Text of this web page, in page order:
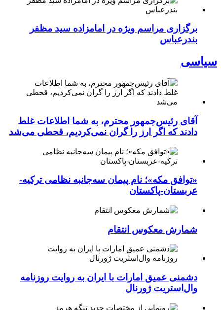
برگزاری مراسم ویژه در امامزاده سید مظفر
بندرعباس
سیاسی
آقای رئیس‌جمهور محترم، به شما اطلاعات غلط
دادند که اگر ارز را گران نمی‌کردیم، قحطی می‌شد
«توافق مکه»؛ نام پیمان سه‌جانبه نظامی ترکیه-
عربستان-پاکستان
شمارش معکوس انتقام
دشمنی عمیق امارات با ایران به روایت روزنامه
وال‌استریت ژورنال